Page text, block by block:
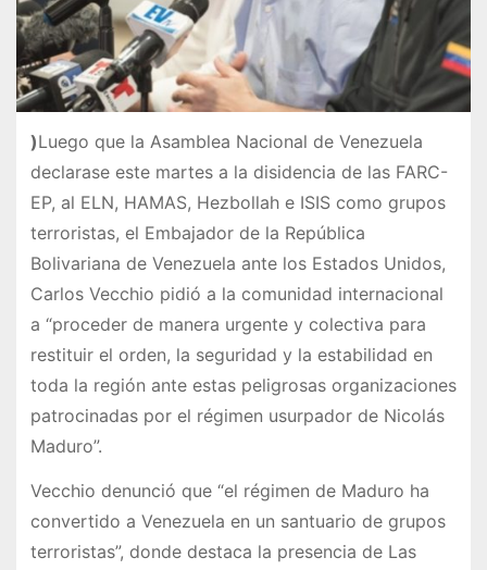
)Luego que la Asamblea Nacional de Venezuela
declarase este martes a la disidencia de las FARC-
EP, al ELN, HAMAS, Hezbollah e ISIS como grupos
terroristas, el Embajador de la República
Bolivariana de Venezuela ante los Estados Unidos,
Carlos Vecchio pidió a la comunidad internacional
a “proceder de manera urgente y colectiva para
restituir el orden, la seguridad y la estabilidad en
toda la región ante estas peligrosas organizaciones
patrocinadas por el régimen usurpador de Nicolás
Maduro”.
Vecchio denunció que “el régimen de Maduro ha
convertido a Venezuela en un santuario de grupos
terroristas”, donde destaca la presencia de Las